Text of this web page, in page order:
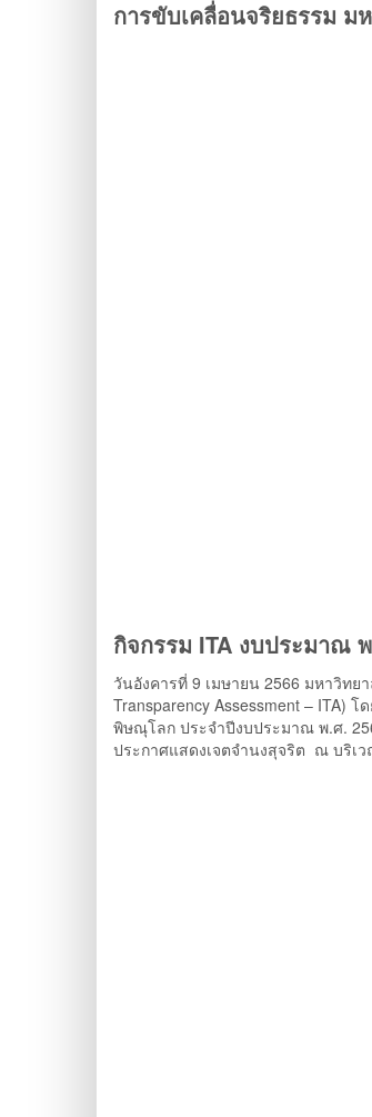
การขับเคลื่อนจริยธรรม
กิจกรรม ITA งบประมาณ
วันอังคารที่ 9 เมษายน 2566 มหาวิท
Transparency Assessment – ITA)
พิษณุโลก ประจำปีงบประมาณ พ.ศ.
ประกาศแสดงเจตจำนงสุจริต ณ บริเ